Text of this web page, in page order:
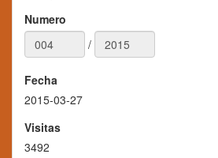
Numero
/
Fecha
2015-03-27
Visitas
3492